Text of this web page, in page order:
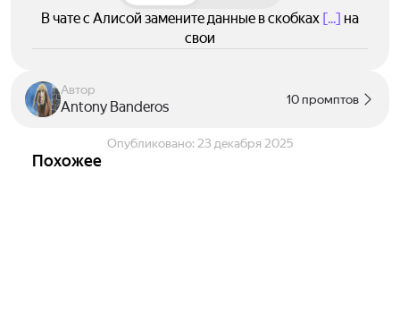
В чате с Алисой замените данные в скобках [...] на
свои
Автор
Antony Banderos 10 промптов
Опубликовано: 23 декабря 2025
Похожее